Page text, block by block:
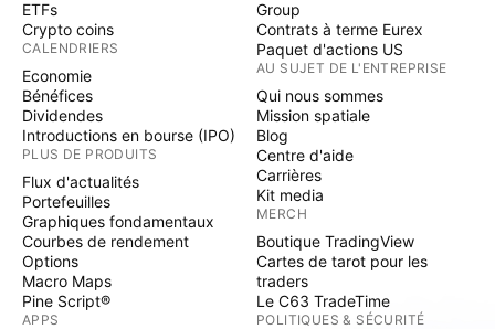
ETFs
Crypto coins
CALENDRIERS
Economie
Bénéfices
Dividendes
Introductions en bourse (IPO)
PLUS DE PRODUITS
Flux d'actualités
Portefeuilles
Graphiques fondamentaux
Courbes de rendement
Options
Macro Maps
Pine Script®
APPS
Group
Contrats à terme Eurex
Paquet d'actions US
AU SUJET DE L'ENTREPRISE
Qui nous sommes
Mission spatiale
Blog
Centre d'aide
Carrières
Kit media
MERCH
Boutique TradingView
Cartes de tarot pour les
traders
Le C63 TradeTime
POLITIQUES & SÉCURITÉ